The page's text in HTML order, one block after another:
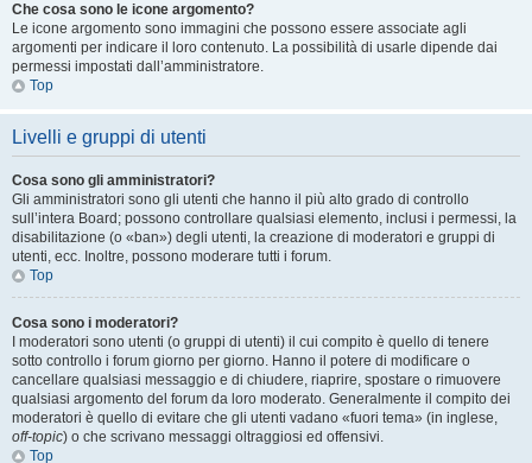
Che cosa sono le icone argomento?
Le icone argomento sono immagini che possono essere associate agli
argomenti per indicare il loro contenuto. La possibilità di usarle dipende dai
permessi impostati dall’amministratore.
Top
Livelli e gruppi di utenti
Cosa sono gli amministratori?
Gli amministratori sono gli utenti che hanno il più alto grado di controllo
sull’intera Board; possono controllare qualsiasi elemento, inclusi i permessi, la
disabilitazione (o «ban») degli utenti, la creazione di moderatori e gruppi di
utenti, ecc. Inoltre, possono moderare tutti i forum.
Top
Cosa sono i moderatori?
I moderatori sono utenti (o gruppi di utenti) il cui compito è quello di tenere
sotto controllo i forum giorno per giorno. Hanno il potere di modificare o
cancellare qualsiasi messaggio e di chiudere, riaprire, spostare o rimuovere
qualsiasi argomento del forum da loro moderato. Generalmente il compito dei
moderatori è quello di evitare che gli utenti vadano «fuori tema» (in inglese,
off-topic) o che scrivano messaggi oltraggiosi ed offensivi.
Top